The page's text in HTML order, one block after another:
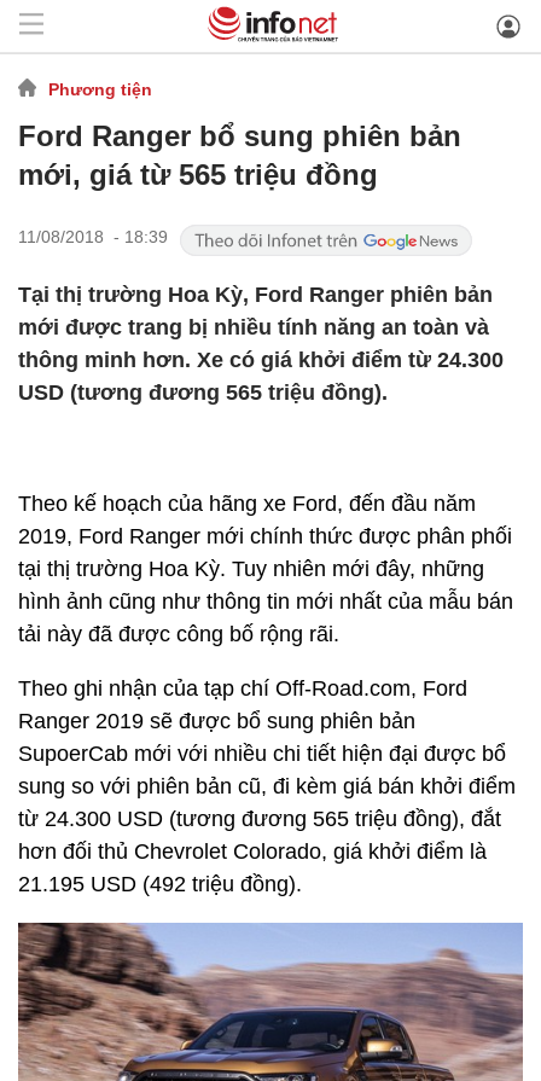
Phương tiện
Ford Ranger bổ sung phiên bản
mới, giá từ 565 triệu đồng
11/08/2018 - 18:39
Tại thị trường Hoa Kỳ, Ford Ranger phiên bản
mới được trang bị nhiều tính năng an toàn và
thông minh hơn. Xe có giá khởi điểm từ 24.300
USD (tương đương 565 triệu đồng).
Theo kế hoạch của hãng xe Ford, đến đầu năm
2019, Ford Ranger mới chính thức được phân phối
tại thị trường Hoa Kỳ. Tuy nhiên mới đây, những
hình ảnh cũng như thông tin mới nhất của mẫu bán
tải này đã được công bố rộng rãi.
Theo ghi nhận của tạp chí Off-Road.com, Ford
Ranger 2019 sẽ được bổ sung phiên bản
SupoerCab mới với nhiều chi tiết hiện đại được bổ
sung so với phiên bản cũ, đi kèm giá bán khởi điểm
từ 24.300 USD (tương đương 565 triệu đồng), đắt
hơn đối thủ Chevrolet Colorado, giá khởi điểm là
21.195 USD (492 triệu đồng).